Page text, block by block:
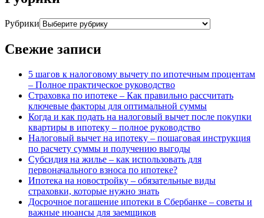
Рубрики
Свежие записи
5 шагов к налоговому вычету по ипотечным процентам
– Полное практическое руководство
Страховка по ипотеке – Как правильно рассчитать
ключевые факторы для оптимальной суммы
Когда и как подать на налоговый вычет после покупки
квартиры в ипотеку – полное руководство
Налоговый вычет на ипотеку – пошаговая инструкция
по расчету суммы и получению выгоды
Субсидия на жилье – как использовать для
первоначального взноса по ипотеке?
Ипотека на новостройку – обязательные виды
страховки, которые нужно знать
Досрочное погашение ипотеки в Сбербанке – советы и
важные нюансы для заемщиков